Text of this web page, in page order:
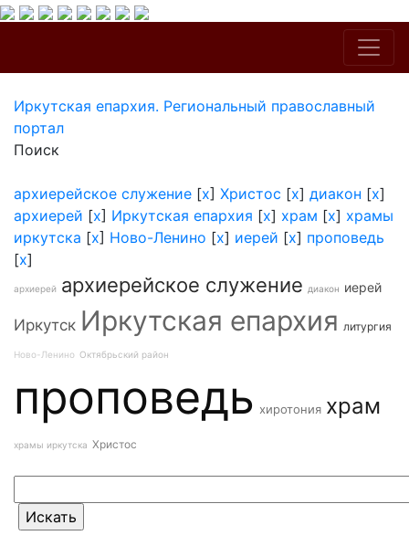
Иркутская епархия. Региональный православный
портал
Поиск
архиерейское служение [x] Христос [x] диакон [x]
архиерей [x] Иркутская епархия [x] храм [x] храмы
иркутска [x] Ново-Ленино [x] иерей [x] проповедь
[x]
архиерей архиерейское служение диакон иерей
Иркутск Иркутская епархия литургия
Ново-Ленино Октябрьский район
проповедь хиротония храм
храмы иркутска Христос